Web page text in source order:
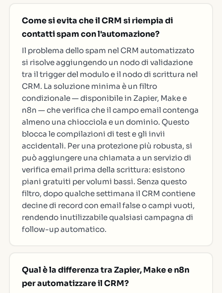
Come si evita che il CRM si riempia di
contatti spam con l'automazione?
Il problema dello spam nel CRM automatizzato
si risolve aggiungendo un nodo di validazione
tra il trigger del modulo e il nodo di scrittura nel
CRM. La soluzione minima è un filtro
condizionale — disponibile in Zapier, Make e
n8n — che verifica che il campo email contenga
almeno una chiocciola e un dominio. Questo
blocca le compilazioni di test e gli invii
accidentali. Per una protezione più robusta, si
può aggiungere una chiamata a un servizio di
verifica email prima della scrittura: esistono
piani gratuiti per volumi bassi. Senza questo
filtro, dopo qualche settimana il CRM contiene
decine di record con email false o campi vuoti,
rendendo inutilizzabile qualsiasi campagna di
follow-up automatico.
Qual è la differenza tra Zapier, Make e n8n
per automatizzare il CRM?